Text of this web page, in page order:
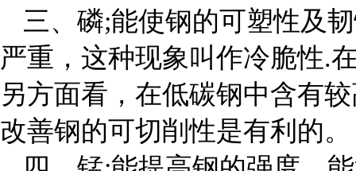
三、磷;能使钢的可塑性及
严重，这种现象叫作冷脆性.
另方面看，在低碳钢中含有
改善钢的可切削性是有利的。